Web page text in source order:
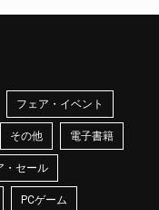
フェア・イベント
その他 電子書籍
・セール
PCゲーム